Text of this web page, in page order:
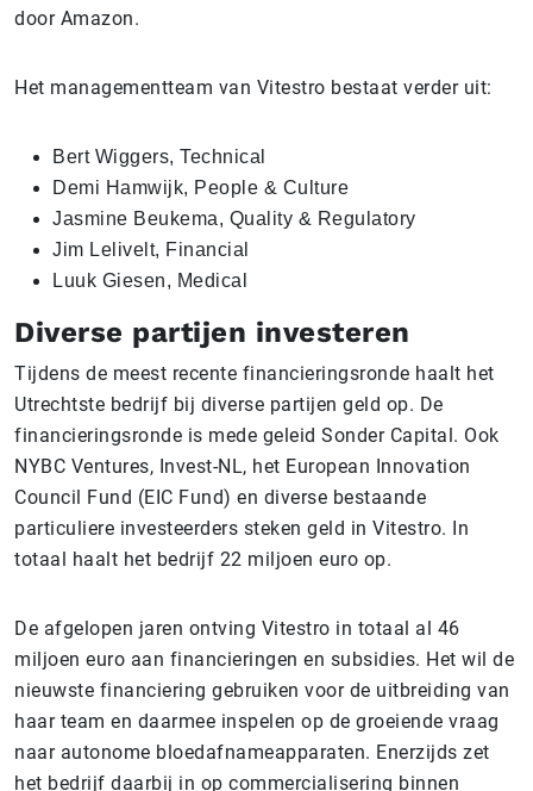
door Amazon.
Het managementteam van Vitestro bestaat verder uit:
Bert Wiggers, Technical
Demi Hamwijk, People & Culture
Jasmine Beukema, Quality & Regulatory
Jim Lelivelt, Financial
Luuk Giesen, Medical
Diverse partijen investeren
Tijdens de meest recente financieringsronde haalt het
Utrechtste bedrijf bij diverse partijen geld op. De
financieringsronde is mede geleid Sonder Capital. Ook
NYBC Ventures, Invest-NL, het European Innovation
Council Fund (EIC Fund) en diverse bestaande
particuliere investeerders steken geld in Vitestro. In
totaal haalt het bedrijf 22 miljoen euro op.
De afgelopen jaren ontving Vitestro in totaal al 46
miljoen euro aan financieringen en subsidies. Het wil de
nieuwste financiering gebruiken voor de uitbreiding van
haar team en daarmee inspelen op de groeiende vraag
naar autonome bloedafnameapparaten. Enerzijds zet
het bedrijf daarbij in op commercialisering binnen